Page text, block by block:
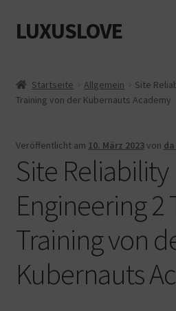
Zur
Navigation
Zum
Inhalt
LUXUSLOVE
Cookie-Richtlinie (EU)
Datenschutz
Impressum
Kasse
Mein Konto
Shop
Startseite Allgemein
Site
Training von der Kubernauts Academy
Veröffentlicht am 10. März 2023von
Site Reliability
Engineering 2
Training von
Kubernauts